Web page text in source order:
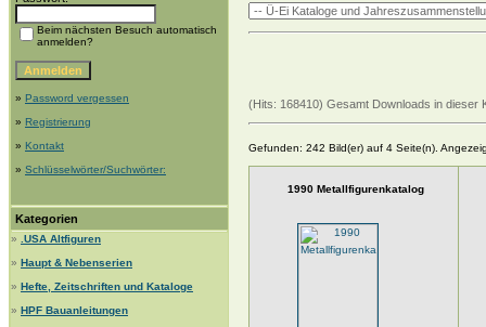
Beim nächsten Besuch automatisch
anmelden?
» Password vergessen
» Registrierung
» Kontakt
» Schlüsselwörter/Suchwörter:
Kategorien
»
.USA Altfiguren
» Haupt & Nebenserien
» Hefte, Zeitschriften und Kataloge
» HPF Bauanleitungen
(Hits: 168410) Gesamt Downloads in dieser
Gefunden: 242 Bild(er) auf 4 Seite(n).
1990 Metallfigurenkatalog